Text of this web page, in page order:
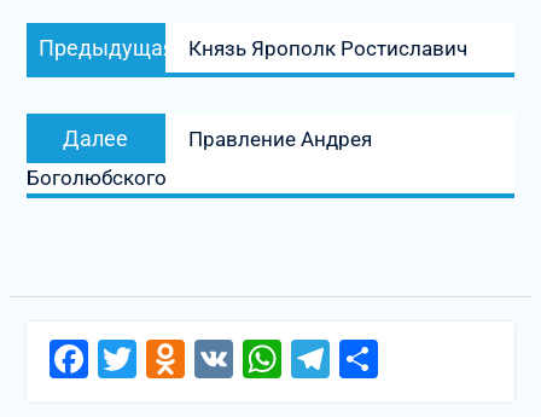
Навигация
по
Предыдущая
запись:
Князь Ярополк Ростиславич
Далее
запись:
Правление Андрея
Боголюбского
Facebook
Twitter
Odnoklassniki
VKWhatsApp
Telegram